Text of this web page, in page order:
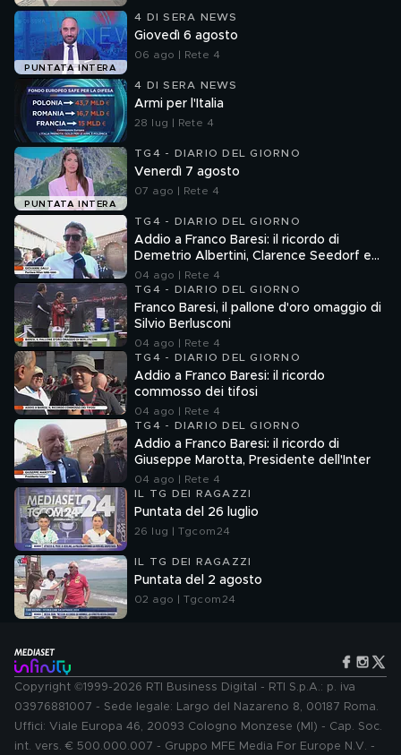
PUNTATA INTERA
4 DI SERA NEWS
Giovedì 6 agosto
06 ago | Rete 4
4 DI SERA NEWS
Armi per l'Italia
28 lug | Rete 4
PUNTATA INTERA
TG4 - DIARIO DEL GIORNO
Venerdì 7 agosto
07 ago | Rete 4
TG4 - DIARIO DEL GIORNO
Addio a Franco Baresi: il ricordo di
Demetrio Albertini, Clarence Seedorf e
Giovanni Galli
04 ago | Rete 4
TG4 - DIARIO DEL GIORNO
Franco Baresi, il pallone d'oro omaggio di
Silvio Berlusconi
04 ago | Rete 4
TG4 - DIARIO DEL GIORNO
Addio a Franco Baresi: il ricordo
commosso dei tifosi
04 ago | Rete 4
TG4 - DIARIO DEL GIORNO
Addio a Franco Baresi: il ricordo di
Giuseppe Marotta, Presidente dell'Inter
04 ago | Rete 4
IL TG DEI RAGAZZI
Puntata del 26 luglio
26 lug | Tgcom24
IL TG DEI RAGAZZI
Puntata del 2 agosto
02 ago | Tgcom24
Copyright ©1999-2026 RTI Business Digital - RTI S.p.A.: p. iva
03976881007 - Sede legale: Largo del Nazareno 8, 00187 Roma.
Uffici: Viale Europa 46, 20093 Cologno Monzese (MI) - Cap. Soc.
int. vers. € 500.000.007 - Gruppo MFE Media For Europe N.V. -